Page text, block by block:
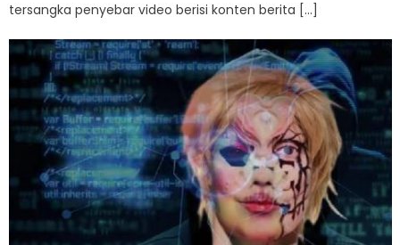
tersangka penyebar video berisi konten berita […]